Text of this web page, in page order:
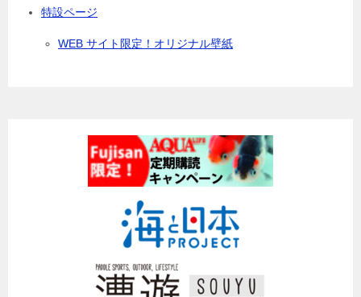
特設ページ
WEB サイト限定！オリジナル壁紙